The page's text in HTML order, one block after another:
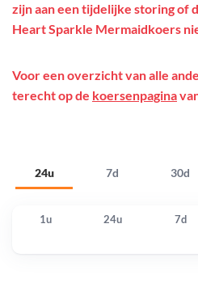
24u 7d 30d
zijn aan een tijdelijke storing of
Heart Sparkle Mermaidkoers
Voor een overzicht van alle
terecht op de koersenpagina
1u 24u 7d